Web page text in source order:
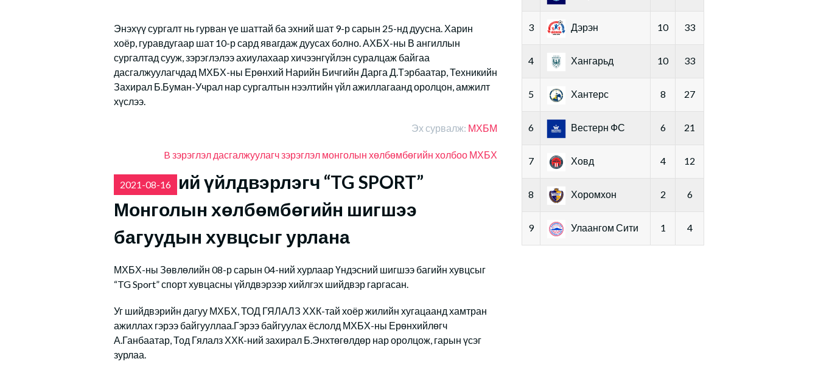
Энэхүү сургалт нь гурван үе шаттай ба эхний шат 9-р сарын 25-нд дуусна. Харин
хоёр, гуравдугаар шат 10-р сард явагдаж дуусах болно. АХБХ-ны В ангиллын
сургалтад сууж, зэрэглэлээ ахиулахаар хичээнгүйлэн суралцаж байгаа
дасгалжуулагчдад МХБХ-ны Ерөнхий Нарийн Бичгийн Дарга Д.Тэрбаатар, Техникийн
Захирал Б.Буман-Учрал нар сургалтын нээлтийн үйл ажиллагаанд оролцон, амжилт
хүслээ.
Эх сурвалж: МХБМ
B зэрэглэл дасгалжуулагчзэрэглэл монголын хөлбөмбөгийн холбоо МХБХ
2021-08-16
Үндэсний үйлдвэрлэгч “TG SPORT”
Монголын хөлбөмбөгийн шигшээ
багуудын хувцсыг урлана
МХБХ-ны Зөвлөлийн 08-р сарын 04-ний хурлаар Үндэсний шигшээ багийн хувцсыг
“TG Sport” спорт хувцасны үйлдвэрээр хийлгэх шийдвэр гаргасан.
Уг шийдвэрийн дагуу МХБХ, ТОД ГЯЛАЛЗ ХХК-тай хоёр жилийн хугацаанд хамтран
ажиллах гэрээ байгууллаа.Гэрээ байгуулах ёслолд МХБХ-ны Ерөнхийлөгч
А.Ганбаатар, Тод Гялалз ХХК-ний захирал Б.Энхтөгөлдөр нар оролцож, гарын үсэг
зурлаа.
3 Дэрэн 10 33
4 Хангарьд 10 33
5 Хантерс 8 27
6 Вестерн ФС 6 21
7 Ховд 4 12
8 Хоромхон 2 6
9 Улаангом Сити 1 4